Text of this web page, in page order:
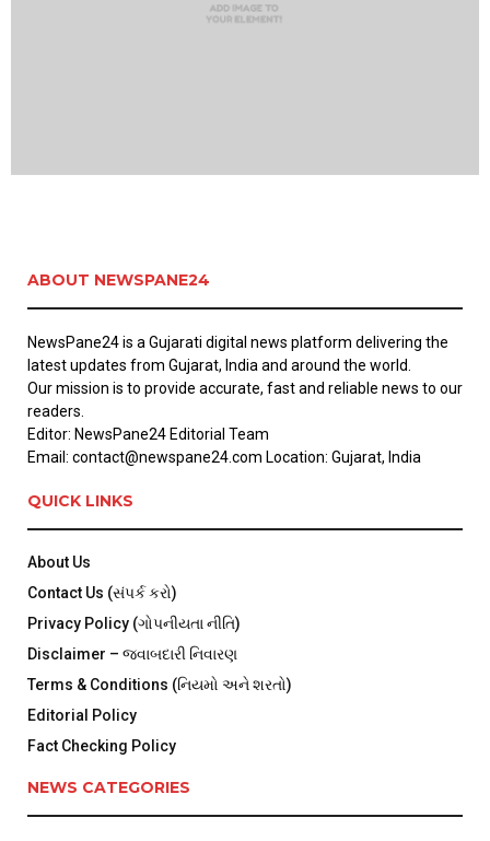
ABOUT NEWSPANE24
NewsPane24 is a Gujarati digital news platform delivering the
latest updates from Gujarat, India and around the world.
Our mission is to provide accurate, fast and reliable news to our
readers.
Editor: NewsPane24 Editorial Team
Email: contact@newspane24.com Location: Gujarat, India
QUICK LINKS
About Us
Contact Us (સંપર્ક કરો)
Privacy Policy (ગોપનીયતા નીતિ)
Disclaimer – જવાબદારી નિવારણ
Terms & Conditions (નિયમો અને શરતો)
Editorial Policy
Fact Checking Policy
NEWS CATEGORIES